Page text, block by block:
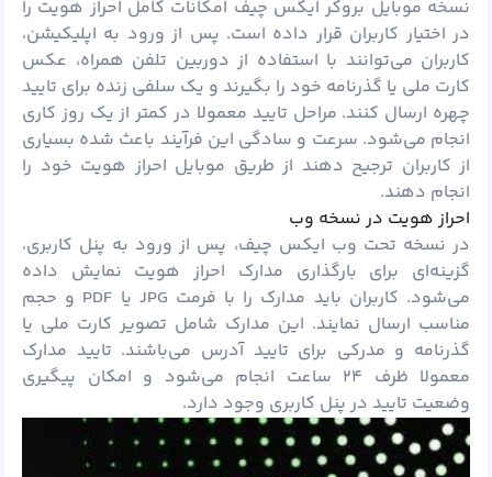
نسخه موبایل بروکر ایکس چیف امکانات کامل احراز هویت را
در اختیار کاربران قرار داده است. پس از ورود به اپلیکیشن،
کاربران می‌توانند با استفاده از دوربین تلفن همراه، عکس
کارت ملی یا گذرنامه خود را بگیرند و یک سلفی زنده برای تایید
چهره ارسال کنند. مراحل تایید معمولا در کمتر از یک روز کاری
انجام می‌شود. سرعت و سادگی این فرآیند باعث شده بسیاری
از کاربران ترجیح دهند از طریق موبایل احراز هویت خود را
انجام دهند.
احراز هویت در نسخه وب
در نسخه تحت وب ایکس چیف، پس از ورود به پنل کاربری،
گزینه‌ای برای بارگذاری مدارک احراز هویت نمایش داده
می‌شود. کاربران باید مدارک را با فرمت JPG یا PDF و حجم
مناسب ارسال نمایند. این مدارک شامل تصویر کارت ملی یا
گذرنامه و مدرکی برای تایید آدرس می‌باشند. تایید مدارک
معمولا ظرف ۲۴ ساعت انجام می‌شود و امکان پیگیری
وضعیت تایید در پنل کاربری وجود دارد.